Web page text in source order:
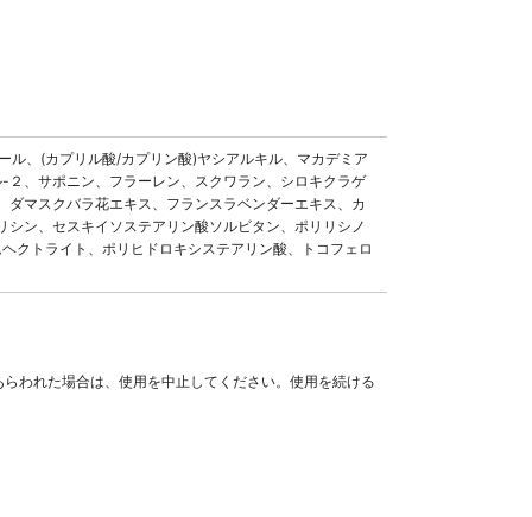
、(カプリル酸/カプリン酸)ヤシアルキル、マカデミア
、サポニン、フラーレン、スクワラン、シロキクラゲ
マスクバラ花エキス、フランスラベンダーエキス、カ
ン、セスキイソステアリン酸ソルビタン、ポリリシノ
クトライト、ポリヒドロキシステアリン酸、トコフェロ
われた場合は、使用を中止してください。使用を続ける